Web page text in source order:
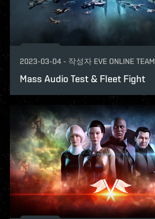
2023-03-04 - 작성자 EVE ONLINE TEAM
Mass Audio Test & Fleet Fight